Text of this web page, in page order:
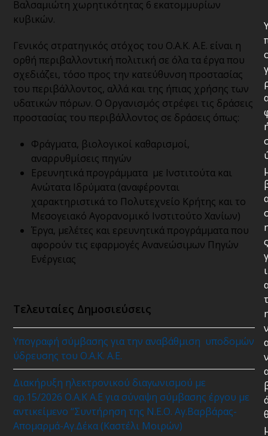
Βαλσαμιώτη χωρητικότητας 6 εκατομμυρίων
κυβικών.
Γενικός στρατηγικός στόχος του Ο.Α.Κ. Α.Ε. είναι η
ορθή περιβαλλοντική πολιτική σε όλα τα έργα που
σχεδιάζει, τόσο προς την κατεύθυνση προστασίας
του περιβάλλοντος, αλλά και της ήπιας χρήσης των
υδατικών πόρων. Ο Οργανισμός στρέφει τις δράσεις
προστασίας του περιβάλλοντος σε δράσεις όπως:
Φράγματα, βιολογικοί καθαρισμοί,
αναρρυθμίσεις πηγών
Ερευνητικά προγράμματα με Ινστιτούτα και
Ανώτατα Ιδρύματα (αναφέρονται
χαρακτηριστικά το Πολυτεχνείο Κρήτης και το
Μεσογειακό Αγορανομικό Ινστιτούτο Χανίων)
Έργα, μελέτες και ερευνητικά προγράμματα που
αφορούν τις εφαρμογές Ανανεώσιμων Πηγών
Ενέργειας
Τελευταίες Δημοσιεύσεις
Υπογραφή σύμβασης για την αναβάθμιση υποδομών
ύδρευσης του Ο.Α.Κ. Α.Ε.
Διακήρυξη ηλεκτρονικού διαγωνισμού με
αρ.15/2026 Ο.Α.Κ Α.Ε για σύναψη σύμβασης έργου με
αντικείμενο “Συντήρηση της Ν.Ε.Ο. Αγ.Βαρβάρας-
Απομαρμά-Αγ.Δέκα (Καστέλι Μοιρών)
γ
ς
γ
ι
τ